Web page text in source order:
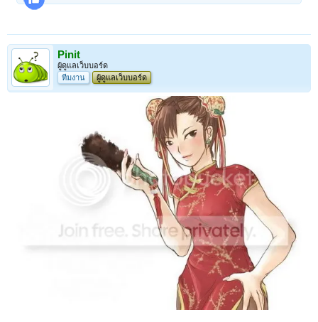
Pinit
ผู้ดูแลเว็บบอร์ด
ทีมงาน
ผู้ดูแลเว็บบอร์ด